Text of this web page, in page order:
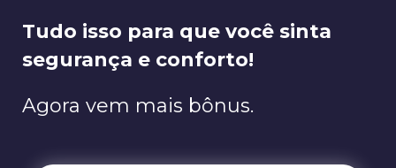
Tudo isso para que você sinta
segurança e conforto!
Agora vem mais bônus.